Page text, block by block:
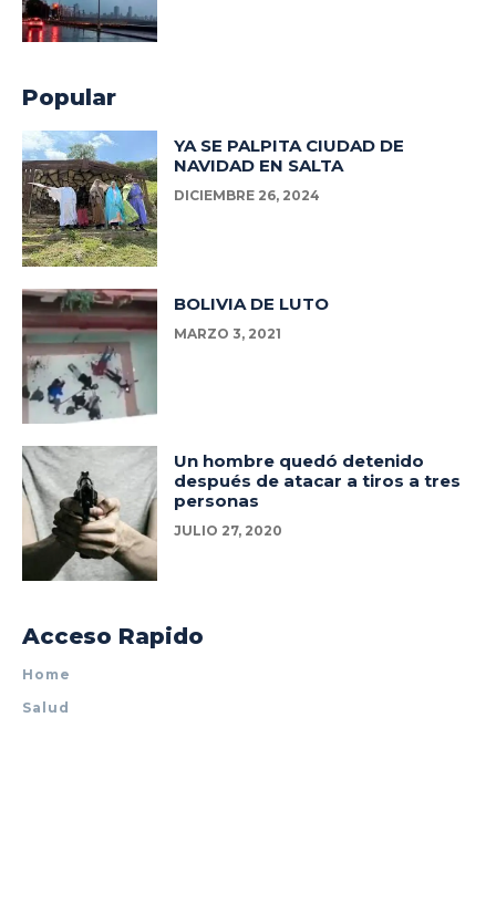
Popular
YA SE PALPITA CIUDAD DE
NAVIDAD EN SALTA
DICIEMBRE 26, 2024
BOLIVIA DE LUTO
MARZO 3, 2021
Un hombre quedó detenido
después de atacar a tiros a tres
personas
JULIO 27, 2020
Acceso Rapido
Home
Salud